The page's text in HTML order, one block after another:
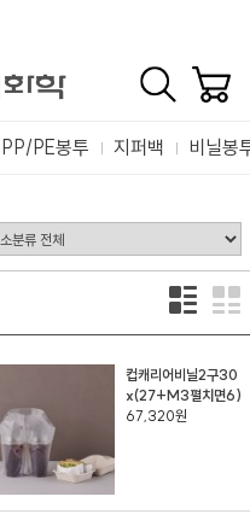
PP/PE봉투 지퍼백 비닐봉
컵캐리어비닐2구30
x(27+M3펼치면6)
67,320원